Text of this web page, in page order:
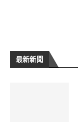
最新新聞